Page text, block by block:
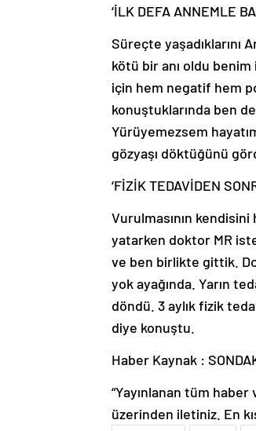
‘İLK DEFA ANNEMLE
Süreçte yaşadıklarını
kötü bir anı oldu
için hem negatif hem
konuştuklarında ben
Yürüyemezsem
gözyaşı döktüğünü
‘FİZİK TEDAVİDEN
Vurulmasının
yatarken doktor MR
ve ben birlikte gittik.
yok ayağında. Yarın
döndü. 3 aylık fizik
diye konuştu.
Haber Kaynak :
“Yayınlanan tüm
üzerinden iletiniz. En